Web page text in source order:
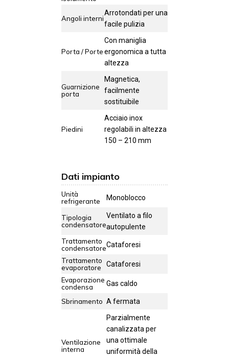
Angoli interni
Arrotondati per una
facile pulizia
Porta / Porte
Con maniglia
ergonomica a tutta
altezza
Guarnizione
porta
Magnetica,
facilmente
sostituibile
Piedini
Acciaio inox
regolabili in altezza
150 – 210 mm
Dati impianto
Unità
refrigerante
Monoblocco
Tipologia
condensatore
Ventilato a filo
autopulente
Trattamento
condensatoreCataforesi
Trattamento
evaporatore
Cataforesi
Evaporazione
condensa
Gas caldo
Sbrinamento A fermata
Ventilazione
interna
Parzialmente
canalizzata per
una ottimale
uniformità della